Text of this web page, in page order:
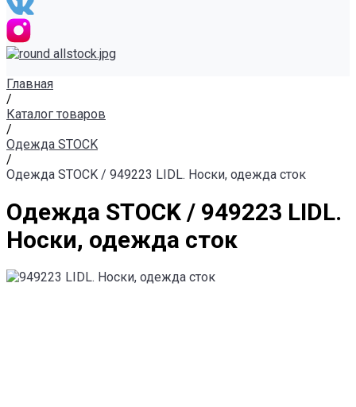
Главная
/
Каталог товаров
/
Одежда STOCK
/
Одежда STOCK / 949223 LIDL. Носки, одежда сток
Одежда STOCK / 949223 LIDL.
Носки, одежда сток